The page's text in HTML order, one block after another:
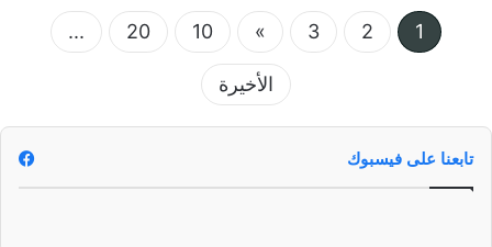
1
2
3
»
10
20
...
الأخيرة
تابعنا على فيسبوك